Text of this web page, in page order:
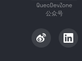
QuecDevZone
公众号